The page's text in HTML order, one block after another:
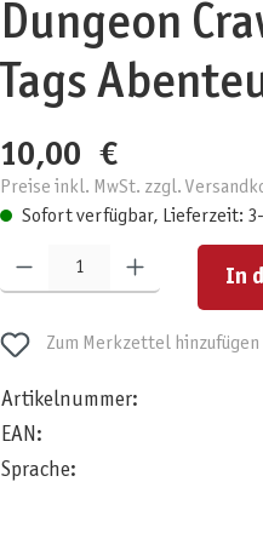
Dungeon
Tags
10,00 €
Preise inkl. MwSt. zzgl.
Sofort verfügbar, Lieferzeit:
Produkt Anzahl: Gib den gewünschten Wert
In
Zum Merkzettel hinzufügen
Artikelnummer:
EAN:
Sprache: